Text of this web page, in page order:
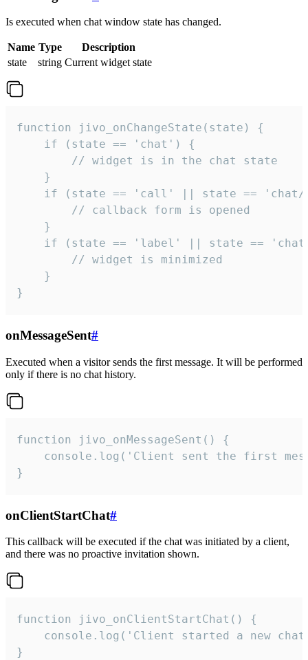
Is executed when chat window state has changed.
Name Type
Description
state
string Current widget state
function jivo_onChangeState(state) {
    if (state == 'chat') {
        // widget is in the chat state
    }
if (state == 'call' || state ==
        // callback form is opened
    }
if (state == 'label' || state ==
        // widget is minimized
    }
}
onMessageSent#
Executed when a visitor sends the first message. It will be performed
only if there is no chat history.
function jivo_onMessageSent() {
console.log('Client sent the first
}
onClientStartChat#
This callback will be executed if the chat was initiated by a client,
and there was no proactive invitation shown.
function jivo_onClientStartChat() {
console.log('Client started a new
}